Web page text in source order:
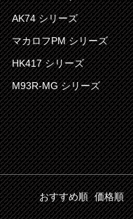
AK74 シリーズ
マカロフPM シリーズ
HK417 シリーズ
M93R-MG シリーズ
おすすめ順 価格順